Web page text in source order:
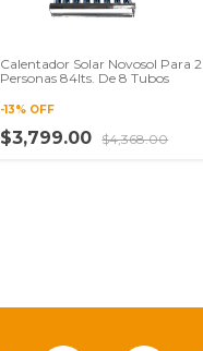
Calentador Solar Novosol Para 2
Personas 84lts. De 8 Tubos
-13% OFF
$3,799.00 $4,368.00